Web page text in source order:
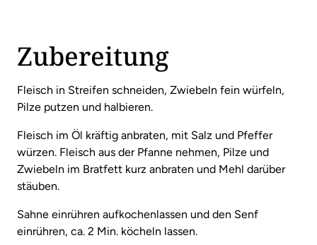
Zubereitung
Fleisch in Streifen schneiden, Zwiebeln fein würfeln,
Pilze putzen und halbieren.
Fleisch im Öl kräftig anbraten, mit Salz und Pfeffer
würzen. Fleisch aus der Pfanne nehmen, Pilze und
Zwiebeln im Bratfett kurz anbraten und Mehl darüber
stäuben.
Sahne einrühren aufkochenlassen und den Senf
einrühren, ca. 2 Min. köcheln lassen.